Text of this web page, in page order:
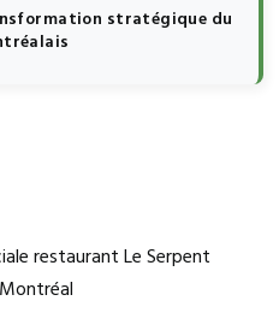
stratégique du